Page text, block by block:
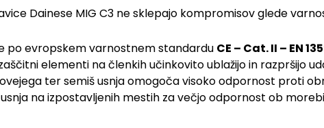
Dainese MIG C3 ne sklepajo kompromisov glede
po evropskem varnostnem standardu CE – Cat. II – EN
elementi na členkih učinkovito ublažijo in razpršijo
ter semiš usnja omogoča visoko odpornost proti
na izpostavljenih mestih za večjo odpornost ob